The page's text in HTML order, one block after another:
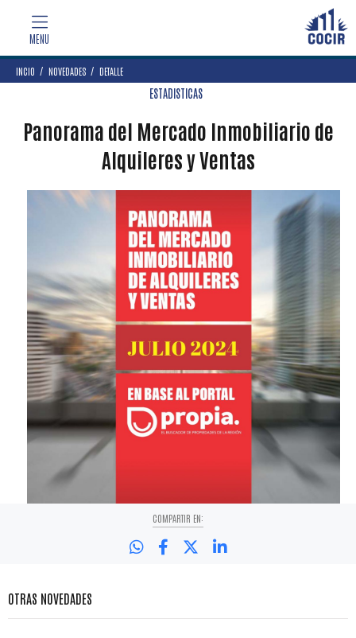
INCIO NOVEDADES DETALLE
ESTADISTICAS
Panorama del Mercado Inmobiliario de
Alquileres y Ventas
COMPARTIR EN:
OTRAS NOVEDADES